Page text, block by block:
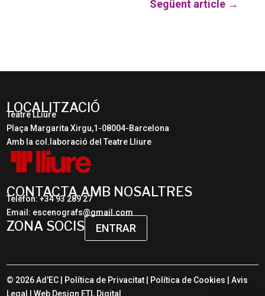
Següent article →
LOCALITZACIÓ
Teatre LLiure
Plaça Margarita Xirgu,1-08004-Barcelona
Amb la col.laboració del Teatre Lliure
CONTACTA AMB NOSALTRES
Telèfon: +34 93 289 27
Email: escenografs@gmail.com
ZONA SOCIS ENTRAR
© 2026 Ad'EC | Política de Privacitat Política de Cookies |Avis
Legal
| Web Design ETL Digital